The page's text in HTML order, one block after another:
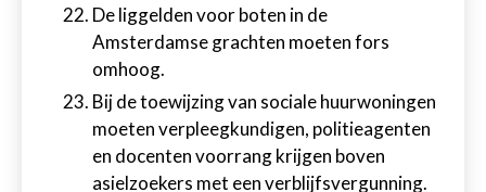
De liggelden voor boten in de
Amsterdamse grachten moeten fors
omhoog.
Bij de toewijzing van sociale huurwoningen
moeten verpleegkundigen, politieagenten
en docenten voorrang krijgen boven
asielzoekers met een verblijfsvergunning.